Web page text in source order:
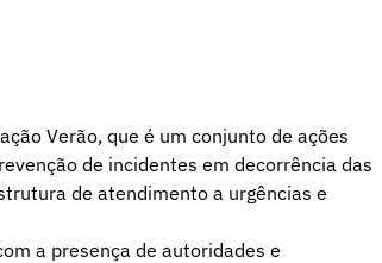
Verão, que é um conjunto de ações
de incidentes em decorrência das
de atendimento a urgências e
a presença de autoridades e